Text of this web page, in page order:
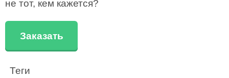
не тот, кем кажется?
Заказать
Теги